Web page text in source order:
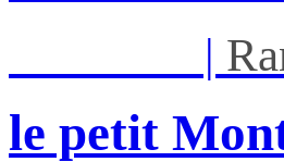
|
le petit